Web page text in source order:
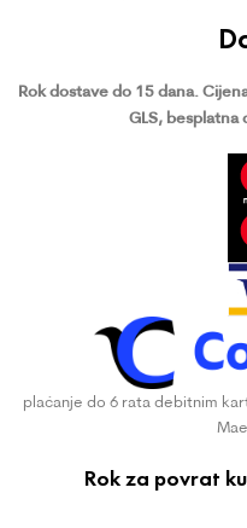
Rok dostave do 15 dana.
GLS, besplatna
plaćanje do 6 rata debitnim
Rok za povrat